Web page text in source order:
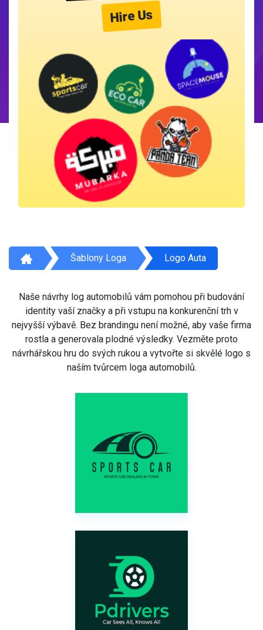
Hire Us
Šablony Loga Logo Auta
Naše návrhy log automobilů vám pomohou při budování
identity vaší značky a při vstupu na konkurenční trh v
nejvyšší výbavě. Bez brandingu není možné, aby vaše firma
rostla a generovala plodné výsledky. Vezměte proto
návrhářskou hru do svých rukou a vytvořte si skvělé logo s
naším tvůrcem loga automobilů.